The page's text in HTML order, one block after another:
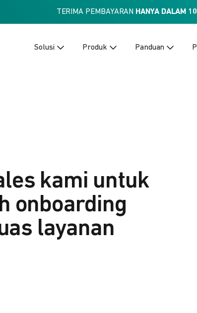
TERIMA PEMBAYARAN HANYA DALAM
Solusi Produk Panduan
kami untuk
onboarding
layanan